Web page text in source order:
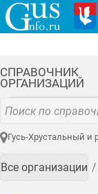
СПРАВОЧНИК
ОРГАНИЗАЦИЙ
Гусь-Хрустальный и
Все организации